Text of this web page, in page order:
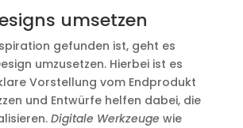
umsetzen
gefunden ist, geht es
umzusetzen. Hierbei ist es
Vorstellung vom Endprodukt
und Entwürfe helfen dabei, die
Digitale Werkzeuge wie